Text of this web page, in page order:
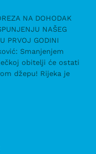
NA DOHODAK
NAŠEG
PRVOJ GODINI
Smanjenjem
obitelji će ostati
džepu! Rijeka je